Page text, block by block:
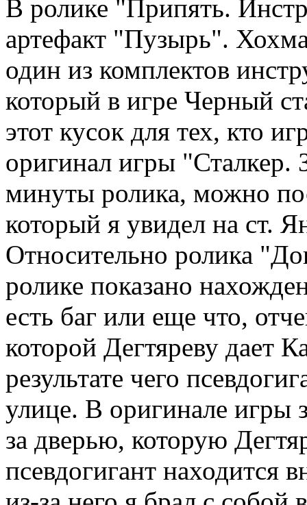
В ролике "Припять.
артефакт "Пузырь".
один из комплектов
который в игре Черный
этот кусок для тех, кто
оригинал игры
минуты ролика, можно
который я увидел на ст.
Относительно ролика
ролике показано
есть баг или еще что,
которой Дегтяреву дает
результате чего
улице. В оригинале игры
за дверью, которую
псевдогигант находится